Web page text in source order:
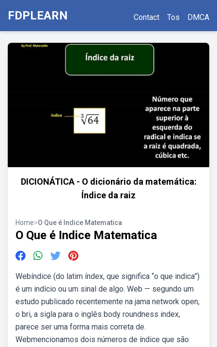
FDPLEARN Contact Tos DMCA
DICIONÁTICA - O dicionário da matemática:
Índice da raiz
Home>O Que é Indice Matematica
O Que é Indice Matematica
Webíndice (do latim índex, que significa “o que indica”)
é um indício ou um sinal de algo. Web — segundo um
estudo publicado recentemente na jama network open,
o bri, a sigla para o inglês body roundness index,
parece ser uma forma mais correta de.
Webmencionamos dois números de índice que são